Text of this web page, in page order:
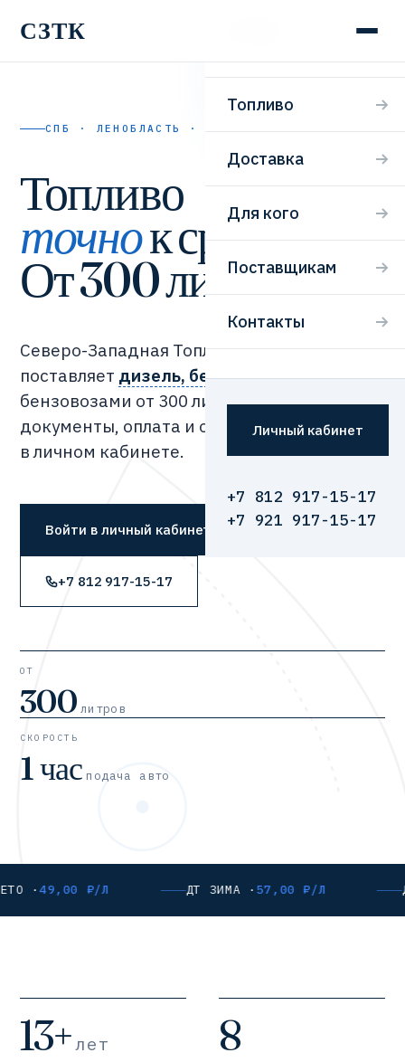
СЗТК
Топливо
Доставка
Для кого
Поставщикам
Контакты
Личный кабинет
+7 812 917-15-17
+7 921 917-15-17
СПБ · ЛЕНОБЛАСТЬ · 24/7
Топливо
точнок сроку.
От 300 литров.
Северо-Западная Топливная Компания
поставляет дизель, бензин и мазут
бензовозами от 300 литров. Заявка,
документы, оплата и отслеживание —
в личном кабинете.
Войти в личный кабинет
+7 812 917-15-17
ОТ
300 литров
СКОРОСТЬ
1 час подача авто
·49,00 ₽/Л ДТ ЗИМА ·57,00 ₽/Л
13+лет 8